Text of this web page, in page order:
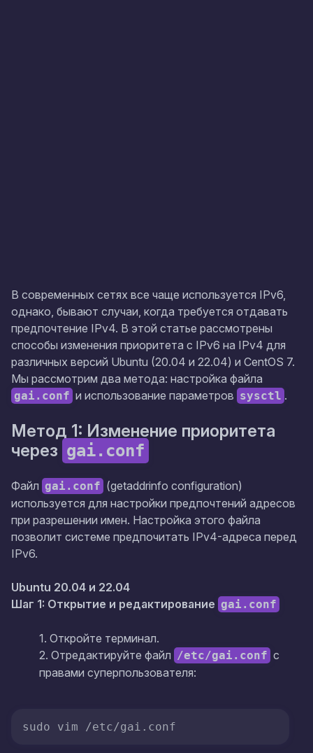
В современных сетях все чаще используется IPv6,
однако, бывают случаи, когда требуется отдавать
предпочтение IPv4. В этой статье рассмотрены
способы изменения приоритета с IPv6 на IPv4 для
различных версий Ubuntu (20.04 и 22.04) и CentOS 7.
Мы рассмотрим два метода: настройка файла
gai.conf и использование параметров sysctl .
Метод 1: Изменение приоритета
через gai.conf
Файл gai.conf (getaddrinfo configuration)
используется для настройки предпочтений адресов
при разрешении имен. Настройка этого файла
позволит системе предпочитать IPv4-адреса перед
IPv6.
Ubuntu 20.04 и 22.04
Шаг 1: Открытие и редактирование gai.conf
1. Откройте терминал.
2. Отредактируйте файл /etc/gai.conf с
правами суперпользователя:
sudo vim /etc/gai.conf